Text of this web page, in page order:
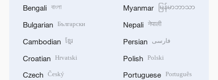
Bengali বাংলা
Bulgarian Български
Cambodian ខ្មែរ
Croatian Hrvatski
Czech Český
Myanmar မြန်မာဘာသာ
Nepali नेपाली
Persian فارسی
Polish Polski
Portuguese Português